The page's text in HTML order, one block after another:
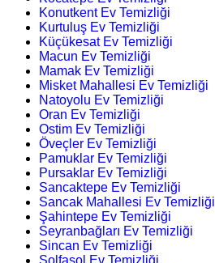
Konutkent Ev Temizliği
Kurtuluş Ev Temizliği
Küçükesat Ev Temizliği
Macun Ev Temizliği
Mamak Ev Temizliği
Misket Mahallesi Ev Temizliği
Natoyolu Ev Temizliği
Oran Ev Temizliği
Ostim Ev Temizliği
Öveçler Ev Temizliği
Pamuklar Ev Temizliği
Pursaklar Ev Temizliği
Sancaktepe Ev Temizliği
Sancak Mahallesi Ev Temizliği
Şahintepe Ev Temizliği
Seyranbağları Ev Temizliği
Sincan Ev Temizliği